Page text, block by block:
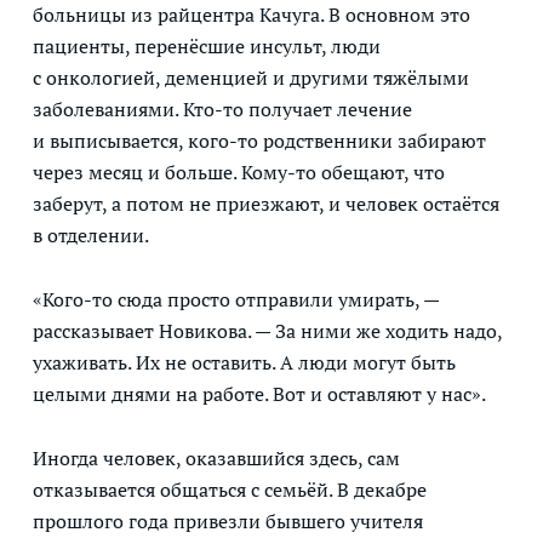
больницы из райцентра Качуга. В основном это
пациенты, перенёсшие инсульт, люди
с онкологией, деменцией и другими тяжёлыми
заболеваниями. Кто-то получает лечение
и выписывается, кого-то родственники забирают
через месяц и больше. Кому-то обещают, что
заберут, а потом не приезжают, и человек остаётся
в отделении.
«Кого-то сюда просто отправили умирать, —
рассказывает Новикова. — За ними же ходить надо,
ухаживать. Их не оставить. А люди могут быть
целыми днями на работе. Вот и оставляют у нас».
Иногда человек, оказавшийся здесь, сам
отказывается общаться с семьёй. В декабре
прошлого года привезли бывшего учителя